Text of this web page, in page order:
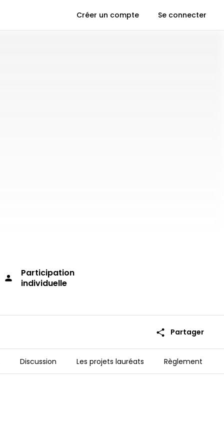
Créer un compte Se connecter
person
Participation
individuelle
share Partager
Discussion Les projets lauréats Règlement